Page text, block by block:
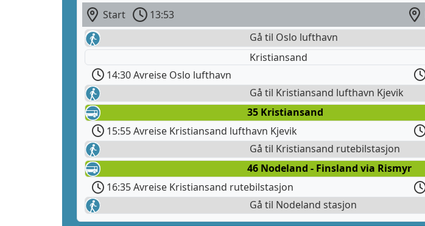
Start 13:53
Gå til Oslo lufthavn
Kristiansand
14:30 Avreise Oslo lufthavn
Gå til Kristiansand lufthavn Kjevik
35 Kristiansand
15:55 Avreise Kristiansand lufthavn Kjevik
Gå til Kristiansand rutebilstasjon
46 Nodeland - Finsland via Rismyr
16:35 Avreise Kristiansand rutebilstasjon
Gå til Nodeland stasjon